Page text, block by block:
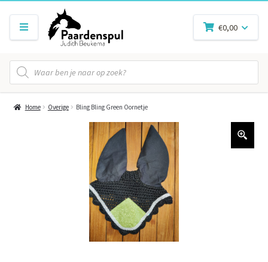
Producten
zoeken
€0,00
Home Overige Bling Bling Green Oornetje